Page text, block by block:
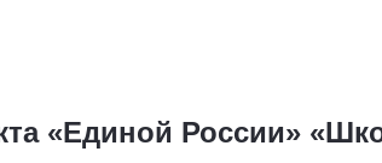
«Единой России»